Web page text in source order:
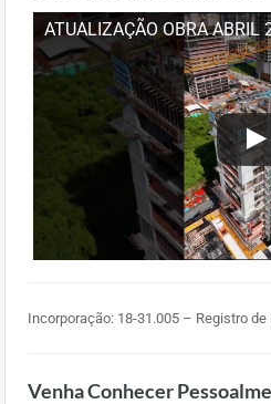
ATUALIZAÇÃO OBRA ABRIL
Incorporação: 18-31.005 – Registro
Venha Conhecer